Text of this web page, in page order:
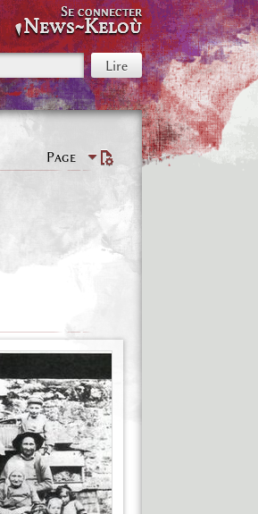
News~Keloù
Se connecter
Page